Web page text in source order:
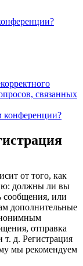
связанных
конференции?
от того, как
должны ли вы
сообщения, или
дополнительные
отправка
д. Регистрация
мы рекомендуем